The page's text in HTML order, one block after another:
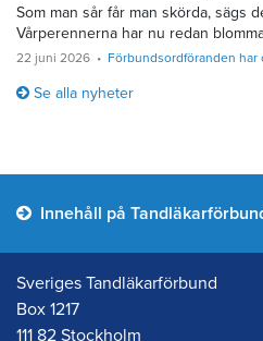
Som man sår får man skörda, sägs
Vårperennerna har nu redan
22 juni 2026 Förbundsordföranden har
Se alla nyheter
Innehåll på
Sveriges Tandläkarförbund
Box 1217
111 82 Stockholm